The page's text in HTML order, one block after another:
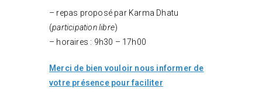
– repas proposé par Karma Dhatu
(participation libre)
– horaires : 9h30 – 17h00
Merci de bien vouloir nous informer de
votre présence pour faciliter